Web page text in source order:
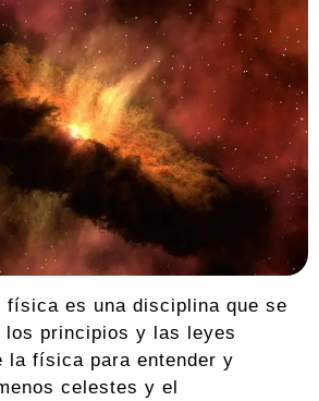
física es una disciplina que se
los principios y las leyes
la física para entender y
celestes y el